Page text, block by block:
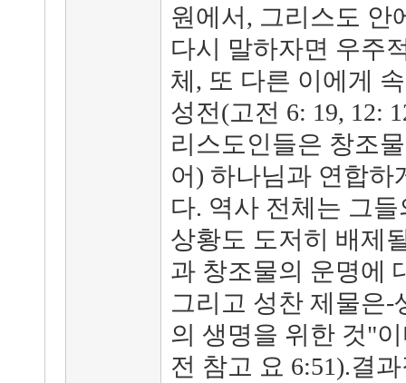
원에서, 그리스도 안
다시 말하자면 우주
체, 또 다른 이에게
성전(고전 6: 19, 12:
리스도인들은 창조
어) 하나님과 연합하
다. 역사 전체는 그
상황도 도저히 배제
과 창조물의 운명에
그리고 성찬 제물은-
의 생명을 위한 것"
전 참고 요 6:51).결